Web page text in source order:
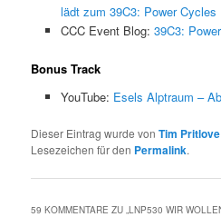
lädt zum 39C3: Power Cycles
CCC Event Blog: 39C3:
Bonus Track
YouTube: Esels Alptraum –
Dieser Eintrag wurde vonTim Pritlove
Lesezeichen für den Permalink.
59 KOMMENTARE ZU „LNP530 WIR